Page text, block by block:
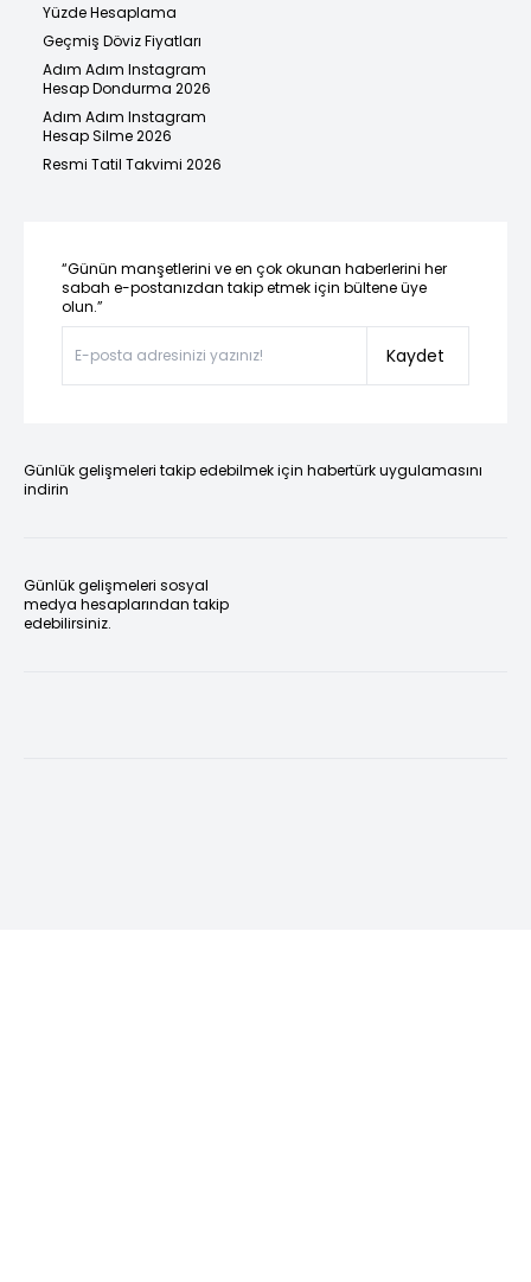
Yüzde Hesaplama
Geçmiş Döviz Fiyatları
Adım Adım Instagram
Hesap Dondurma 2026
Adım Adım Instagram
Hesap Silme 2026
Resmi Tatil Takvimi 2026
“Günün manşetlerini ve en çok okunan haberlerini her
sabah e-postanızdan takip etmek için bültene üye
olun.”
Kaydet
Günlük gelişmeleri takip edebilmek için habertürk uygulamasını
indirin
Günlük gelişmeleri sosyal
medya hesaplarından takip
edebilirsiniz.